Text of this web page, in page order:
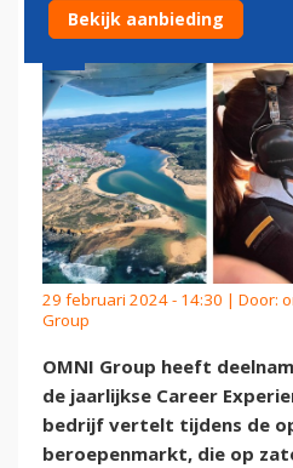
29 februari 2024 - 14:30 | Door:
Group
OMNI Group heeft
de jaarlijkse Career
bedrijf vertelt tijdens de
beroepenmarkt, die op
Bekijk aanbieding